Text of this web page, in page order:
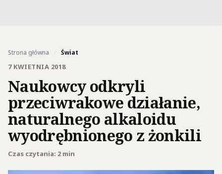
Strona główna / Świat
7 KWIETNIA 2018
Naukowcy odkryli
przeciwrakowe działanie,
naturalnego alkaloidu
wyodrębnionego z żonkili
Czas czytania: 2 min